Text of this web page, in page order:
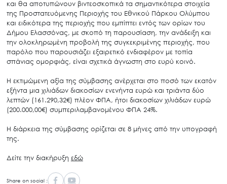
και θα αποτυπώνουν βιντεοσκοπικά τα σημαντικότερα στοιχεία
της Προστατευόμενης Περιοχής του Εθνικού Πάρκου Ολύμπου
και ειδικότερα της περιοχής που εμπίπτει εντός των ορίων του
Δήμου Ελασσόνας, με σκοπό τη παρουσίαση, την ανάδειξη και
την ολοκληρωμένη προβολή της συγκεκριμένης περιοχής, που
παρόλο που παρουσιάζει εξαιρετικό ενδιαφέρον με τοπία
σπάνιας ομορφιάς, είναι σχετικά άγνωστη στο ευρύ κοινό.
Η εκτιμώμενη αξία της σύμβασης ανέρχεται στο ποσό των εκατόν
εξήντα μια χιλιάδων διακοσίων ενενήντα ευρώ και τριάντα δύο
λεπτών (161.290,32€) πλέον ΦΠΑ, ήτοι διακοσίων χιλιάδων ευρώ
(200.000,00€) συμπεριλαμβανομένου ΦΠΑ 24%.
Η διάρκεια της σύμβασης ορίζεται σε 8 μήνες από την υπογραφή
της.
Δείτε την διακήρυξη εδώ
Share on social :